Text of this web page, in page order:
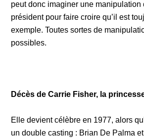
peut donc imaginer une manipulation
président pour faire croire qu’il est
exemple. Toutes sortes de
possibles.
Décès de Carrie Fisher, la
Elle devient célèbre en 1977, alors
un double casting : Brian De Palma